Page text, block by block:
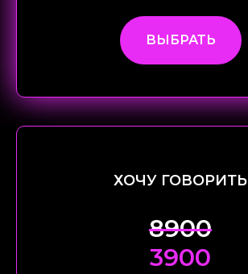
ВЫБРАТЬ
ХОЧУ ГОВОРИТЬ
8900
3900